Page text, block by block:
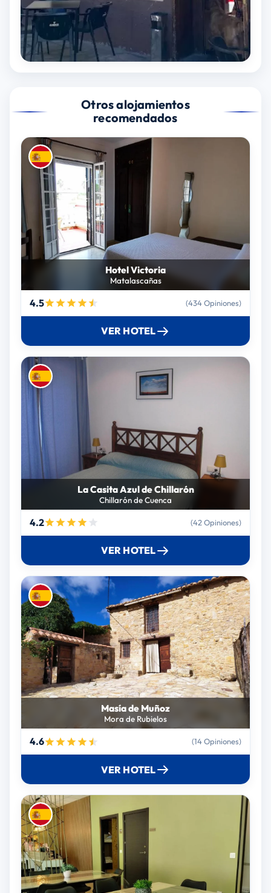
Otros alojamientos
recomendados
Hotel Victoria
Matalascañas
4.5 (434 Opiniones)
VER HOTEL
La Casita Azul de Chillarón
Chillarón de Cuenca
4.2 (42 Opiniones)
VER HOTEL
Masía de Muñoz
Mora de Rubielos
4.6 (14 Opiniones)
VER HOTEL